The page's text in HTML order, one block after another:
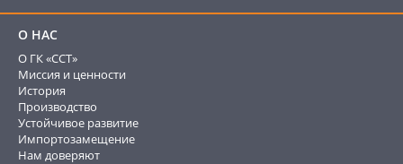
О НАС
О ГК «ССТ»
Миссия и ценности
История
Производство
Устойчивое развитие
Импортозамещение
Нам доверяют